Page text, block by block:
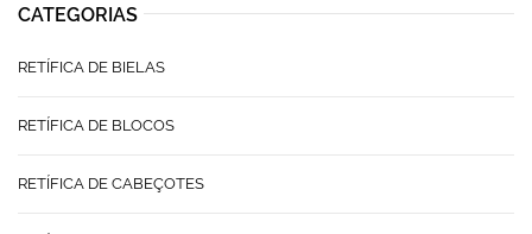
CATEGORIAS
RETÍFICA DE BIELAS
RETÍFICA DE BLOCOS
RETÍFICA DE CABEÇOTES